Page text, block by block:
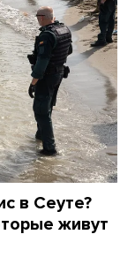
в Сеуте?
живут